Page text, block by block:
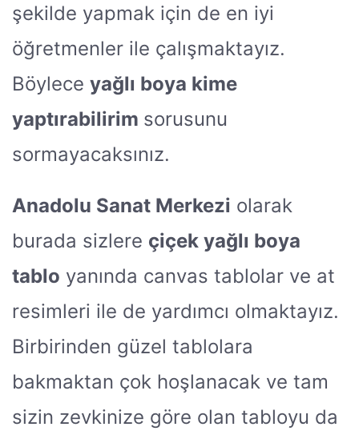
şekilde yapmak için de en iyi
öğretmenler ile çalışmaktayız.
Böylece yağlı boya kime
yaptırabilirim sorusunu
sormayacaksınız.
Anadolu Sanat Merkezi olarak
burada sizlere çiçek yağlı boya
tablo yanında canvas tablolar ve at
resimleri ile de yardımcı olmaktayız.
Birbirinden güzel tablolara
bakmaktan çok hoşlanacak ve tam
sizin zevkinize göre olan tabloyu da